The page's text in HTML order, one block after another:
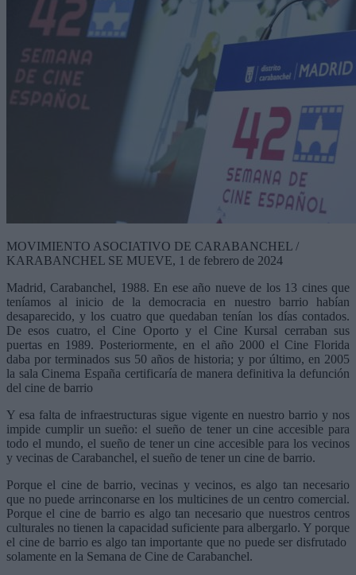
MOVIMIENTO ASOCIATIVO DE CARABANCHEL /
KARABANCHEL SE MUEVE, 1 de febrero de 2024
Madrid, Carabanchel, 1988. En ese año nueve de los 13 cines que
teníamos al inicio de la democracia en nuestro barrio habían
desaparecido, y los cuatro que quedaban tenían los días contados.
De esos cuatro, el Cine Oporto y el Cine Kursal cerraban sus
puertas en 1989. Posteriormente, en el año 2000 el Cine Florida
daba por terminados sus 50 años de historia; y por último, en 2005
la sala Cinema España certificaría de manera definitiva la defunción
del cine de barrio
Y esa falta de infraestructuras sigue vigente en nuestro barrio y nos
impide cumplir un sueño: el sueño de tener un cine accesible para
todo el mundo, el sueño de tener un cine accesible para los vecinos
y vecinas de Carabanchel, el sueño de tener un cine de barrio.
Porque el cine de barrio, vecinas y vecinos, es algo tan necesario
que no puede arrinconarse en los multicines de un centro comercial.
Porque el cine de barrio es algo tan necesario que nuestros centros
culturales no tienen la capacidad suficiente para albergarlo. Y porque
el cine de barrio es algo tan importante que no puede ser disfrutado
solamente en la Semana de Cine de Carabanchel.